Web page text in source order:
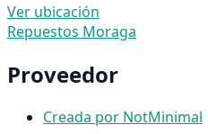
Ver ubicación
Repuestos Moraga
Proveedor
Creada por NotMinimal